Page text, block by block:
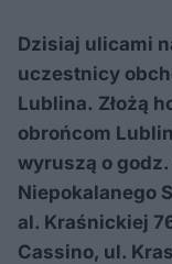
Dzisiaj ulicami
uczestnicy
Lublina. Złożą
obrońcom
wyruszą o godz.
Niepokalanego
al. Kraśnickiej
Cassino, ul.